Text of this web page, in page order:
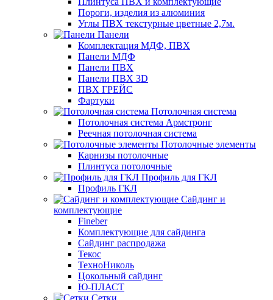
Пороги, изделия из алюминия
Углы ПВХ текстурные цветные 2,7м.
Панели
Комплектация МДФ, ПВХ
Панели МДФ
Панели ПВХ
Панели ПВХ 3D
ПВХ ГРЕЙС
Фартуки
Потолочная система
Потолочная система Армстронг
Реечная потолочная система
Потолочные элементы
Карнизы потолочные
Плинтуса потолочные
Профиль для ГКЛ
Профиль ГКЛ
Сайдинг и
комплектующие
Fineber
Комплектующие для сайдинга
Сайдинг распродажа
Текос
ТехноНиколь
Цокольный сайдинг
Ю-ПЛАСТ
Сетки